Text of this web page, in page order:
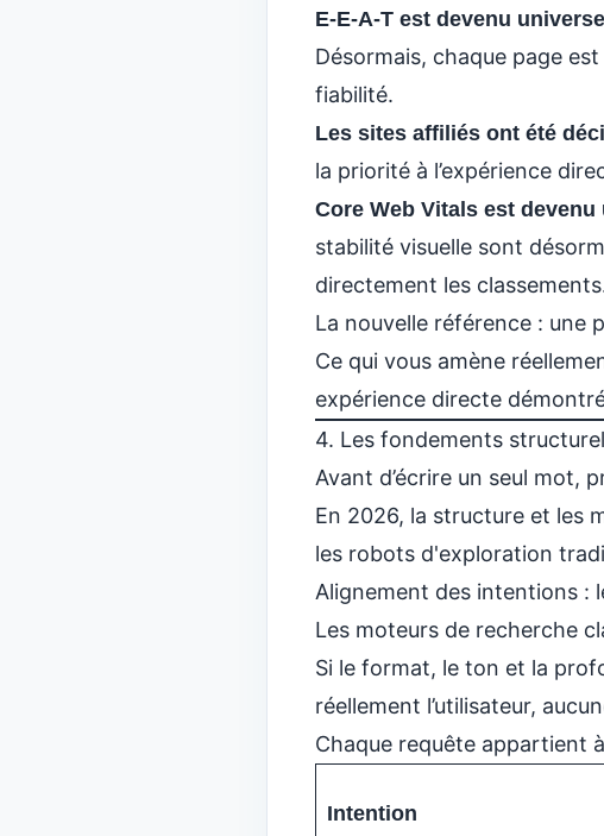
E‑E‑A‑T est devenu
Désormais, chaque page
fiabilité.
Les sites affiliés ont été
la priorité à l’expérience
Core Web Vitals est
stabilité visuelle sont
directement les
La nouvelle référence : une
Ce qui vous amène
expérience directe
4. Les fondements
Avant d’écrire un seul mot,
En 2026, la structure et les
les robots d'exploration
Alignement des intentions :
Les moteurs de recherche
Si le format, le ton et la
réellement l’utilisateur,
Chaque requête appartient
Intention